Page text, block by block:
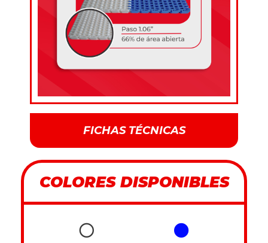
FICHAS TÉCNICAS
COLORES DISPONIBLES